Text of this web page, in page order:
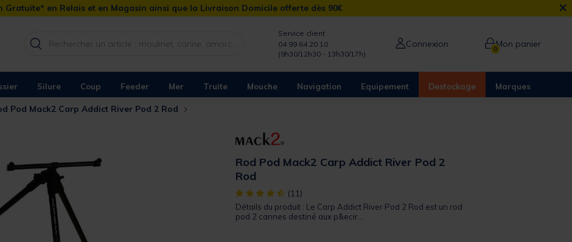
Gratuite* en Relais et en Magasin ainsi que la Livraison Domicile offerte dès 90€ ×
Service client
04 99 64 20 10
(9h30/12h30 - 13h30/17h)
Connexion 0Mon panier
Silure Coup Feeder Mer Truite Mouche Navigation Equipement Destockage Marques
Pod Mack2 Carp Addict River Pod 2 Rod
Rod Pod Mack2 Carp Addict River Pod 2
Rod
[object Object] out of 5 Customer Rating
(11)
Détails du produit : Le Carp Addict River Pod 2 Rod est un rod
pod 2 cannes destiné aux p&ecir...